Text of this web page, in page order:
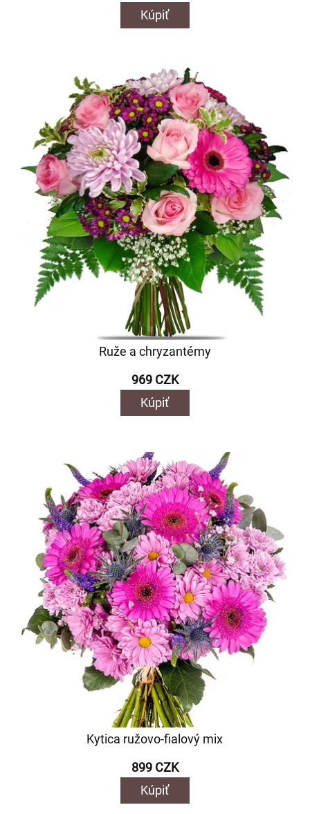
Kúpiť
Ruže a chryzantémy
969 CZK
Kúpiť
Kytica ružovo-fialový mix
899 CZK
Kúpiť